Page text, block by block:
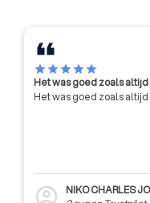
starstarstarstarstar
Het was goed zoals altijd
Het was goed zoals altijd
account_circle
NIKO CHARLES